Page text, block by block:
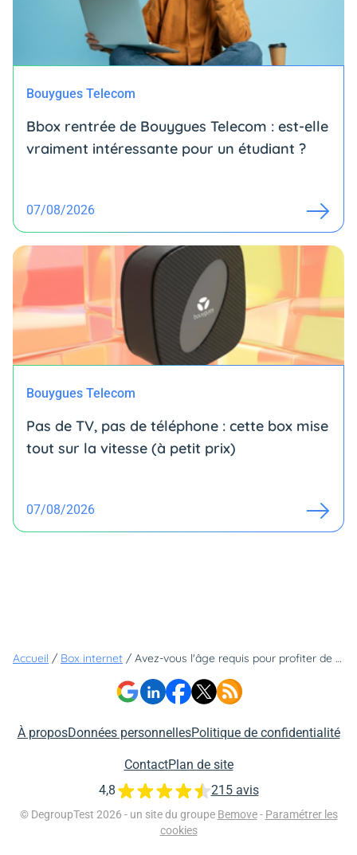
Bouygues Telecom
Bbox rentrée de Bouygues Telecom : est-elle
vraiment intéressante pour un étudiant ?
07/08/2026
Bouygues Telecom
Pas de TV, pas de téléphone : cette box mise
tout sur la vitesse (à petit prix)
07/08/2026
Accueil / Box internet / Avez-vous l'âge requis pour profiter de ces deux offres box à prix cassé ?
À proposDonnées personnellesPolitique de confidentialité
ContactPlan de site
© DegroupTest 2026 - un site du groupe Bemove - Paramétrer les
cookies
4,8 215 avis